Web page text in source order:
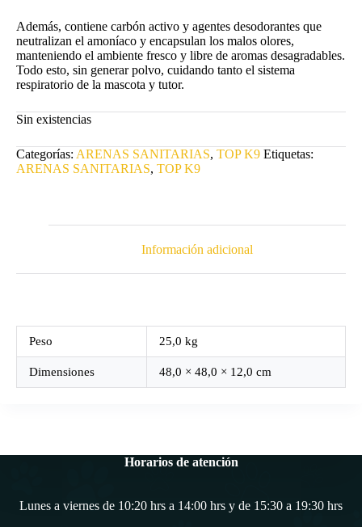
Además, contiene carbón activo y agentes desodorantes que
neutralizan el amoníaco y encapsulan los malos olores,
manteniendo el ambiente fresco y libre de aromas desagradables.
Todo esto, sin generar polvo, cuidando tanto el sistema
respiratorio de la mascota y tutor.
Sin existencias
Categorías: ARENAS SANITARIAS, TOP K9 Etiquetas:
ARENAS SANITARIAS, TOP K9
Información adicional
Peso 25,0 kg
Dimensiones 48,0 × 48,0 × 12,0 cm
Horarios de atención
Lunes a viernes de 10:20 hrs a 14:00 hrs y de 15:30 a 19:30 hrs